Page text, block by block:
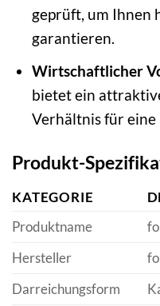
geprüft, um Ihnen
garantieren.
Wirtschaftlicher
bietet ein
Verhältnis für
Produkt-
KATEGORIE
Produktname
Hersteller
Darreichungsform